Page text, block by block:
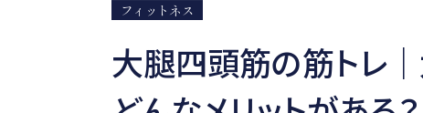
フィットネス
大腿四頭筋の筋トレ